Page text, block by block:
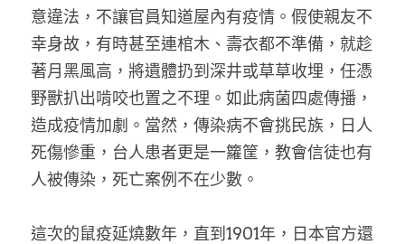
意違法，不讓官員知道屋內有疫情。假使親友不
幸身故，有時甚至連棺木、壽衣都不準備，就趁
著月黑風高，將遺體扔到深井或草草收埋，任憑
野獸扒出啃咬也置之不理。如此病菌四處傳播，
造成疫情加劇。當然，傳染病不會挑民族，日人
死傷慘重，台人患者更是一籮筐，教會信徒也有
人被傳染，死亡案例不在少數。
這次的鼠疫延燒數年，直到1901年，日本官方還